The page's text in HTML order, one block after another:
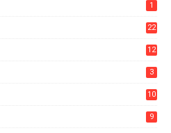
1
22
12
3
10
9